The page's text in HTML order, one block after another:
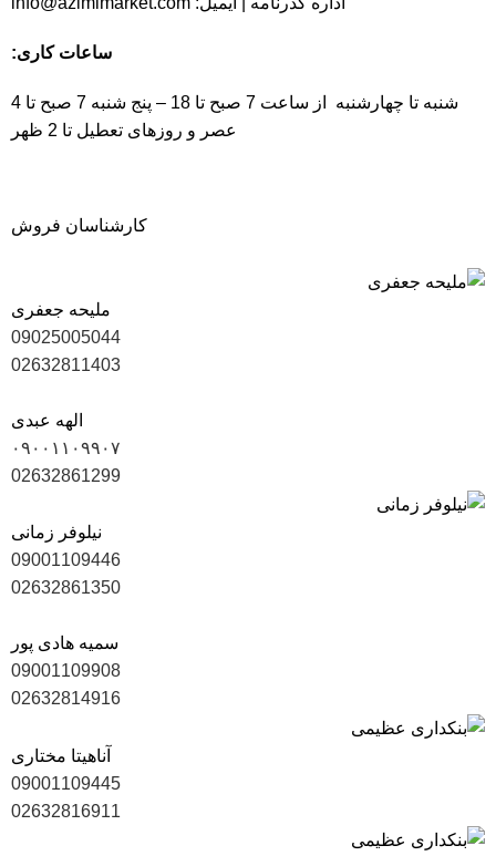
ساعات کاری:
شنبه تا چهارشنبه از ساعت 7 صبح تا 18 – پنج شنبه 7 صبح تا 4
عصر و روزهای تعطیل تا 2 ظهر
کارشناسان فروش
ملیحه جعفری
09025005044
02632811403
الهه عبدی
۰۹۰۰۱۱۰۹۹۰۷
02632861299
نیلوفر زمانی
09001109446
02632861350
سمیه هادی پور
09001109908
02632814916
آناهیتا مختاری
09001109445
02632816911